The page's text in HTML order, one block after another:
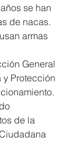
se han
de nacas.
armas
General
Protección
de la